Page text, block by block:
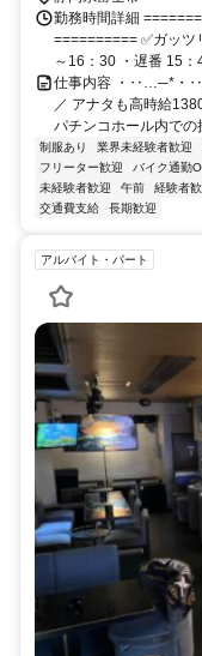
勤務時間詳細
========== ✅ガッ
～16：30 ・遅番 15：
仕事内容 ・‥…─*・
／ アナタも高時給
パチンコホール内での
制服あり 業界未経験者歓迎
フリーター歓迎
バイク通勤
未経験者歓迎
午前 経験者
交通費支給
長期歓迎
アルバイト・パート